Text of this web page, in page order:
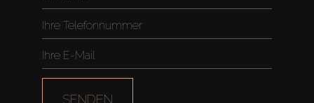
Miete
Verkaufen
Off-PlanSENDEN